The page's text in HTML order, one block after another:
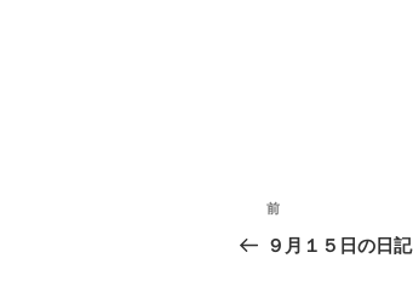
投
稿
過
去
前
９月１５日の日記